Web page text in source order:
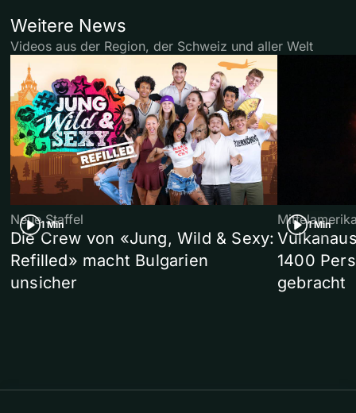
Weitere News
Videos aus der Region, der Schweiz und aller Welt
1 Min
Neue Staffel
Die Crew von «Jung, Wild & Sexy:
Refilled» macht Bulgarien
unsicher
1 Min
1400
gebracht